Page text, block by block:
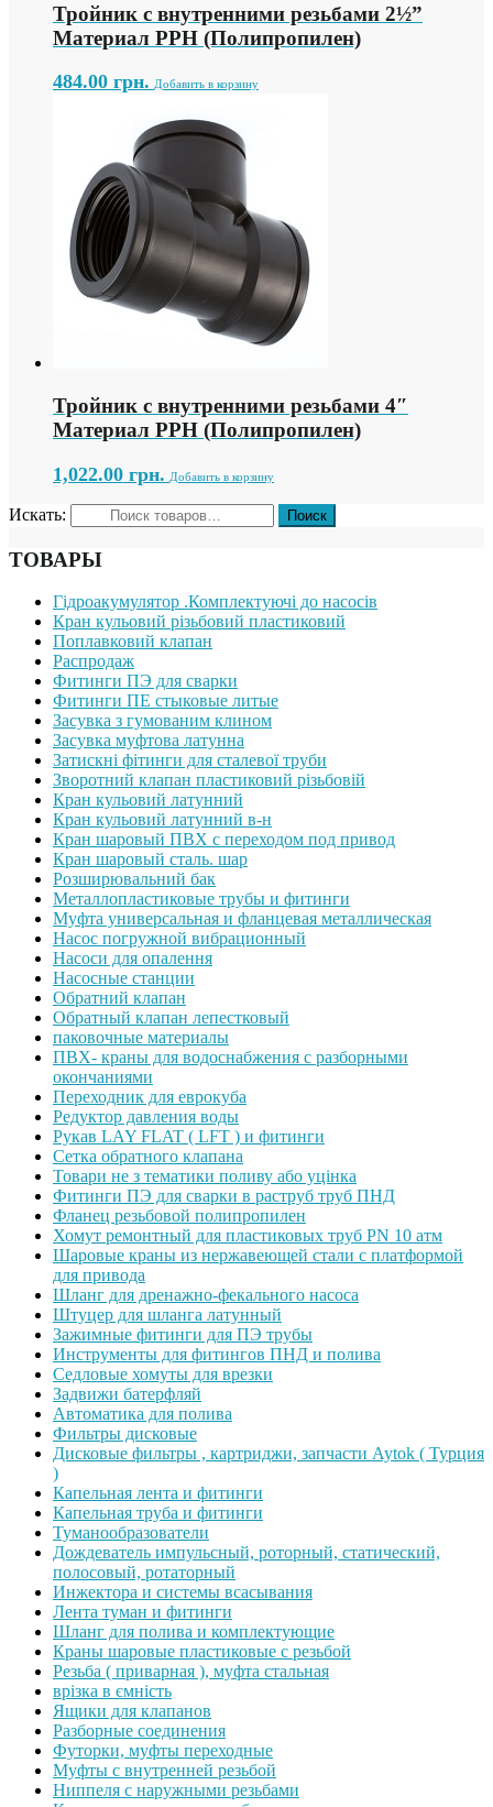
Тройник с внутренними резьбами 2½”
Материал PPH (Полипропилен)
484.00 грн. Добавить в корзину
Тройник с внутренними резьбами 4″
Материал PPH (Полипропилен)
1,022.00 грн. Добавить в корзину
Искать:
ТОВАРЫ
Гідроакумулятор .Комплектуючі до насосів
Кран кульовий різьбовий пластиковий
Поплавковий клапан
Распродаж
Фитинги ПЭ для сварки
Фитинги ПЕ стыковые литые
Засувка з гумованим клином
Засувка муфтова латунна
Затискні фітинги для сталевої труби
Зворотний клапан пластиковий різьбовій
Кран кульовий латунний
Кран кульовий латунний в-н
Кран шаровый ПВХ с переходом под привод
Кран шаровый сталь. шар
Розширювальний бак
Металлопластиковые трубы и фитинги
Муфта универсальная и фланцевая металлическая
Насос погружной вибрационный
Насоси для опалення
Насосные станции
Обратний клапан
Обратный клапан лепестковый
паковочные материалы
ПВХ- краны для водоснабжения с разборными
окончаниями
Переходник для еврокуба
Редуктор давления воды
Рукав LAY FLAT ( LFT ) и фитинги
Сетка обратного клапана
Товари не з тематики поливу або уцінка
Фитинги ПЭ для сварки в раструб труб ПНД
Фланец резьбовой полипропилен
Хомут ремонтный для пластиковых труб PN 10 атм
Шаровые краны из нержавеющей стали с платформой
для привода
Шланг для дренажно-фекального насоса
Штуцер для шланга латунный
Зажимные фитинги для ПЭ трубы
Инструменты для фитингов ПНД и полива
Седловые хомуты для врезки
Задвижи батерфляй
Автоматика для полива
Фильтры дисковые
Дисковые фильтры , картриджи, запчасти Aytok ( Турция
)
Капельная лента и фитинги
Капельная труба и фитинги
Туманообразователи
Дождеватель импульсный, роторный, статический,
полосовый, ротаторный
Инжектора и системы всасывания
Лента туман и фитинги
Шланг для полива и комплектующие
Краны шаровые пластиковые с резьбой
Резьба ( приварная ), муфта стальная
врізка в ємність
Ящики для клапанов
Разборные соединения
Футорки, муфты переходные
Муфты с внутренней резьбой
Ниппеля с наружными резьбами